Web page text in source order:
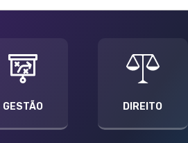
GESTÃO DIREITO